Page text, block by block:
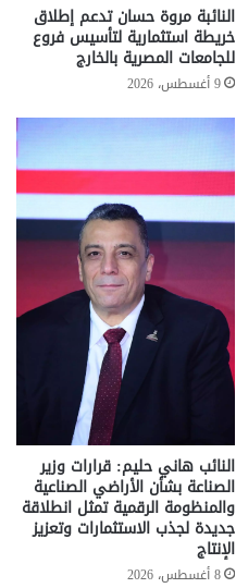
النائبة مروة حسان تدعم إطلاق
خريطة استثمارية لتأسيس فروع
للجامعات المصرية بالخارج
9 أغسطس، 2026
النائب هاني حليم: قرارات وزير
الصناعة بشأن الأراضي الصناعية
والمنظومة الرقمية تمثل انطلاقة
جديدة لجذب الاستثمارات وتعزيز
الإنتاج
8 أغسطس، 2026